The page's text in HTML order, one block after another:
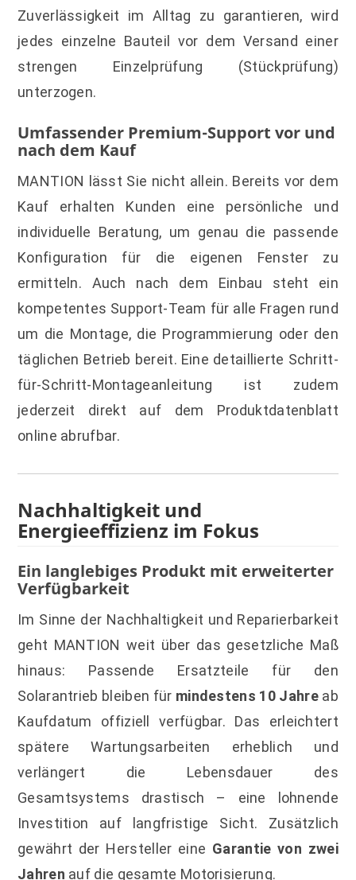
Zuverlässigkeit im Alltag zu garantieren, wird
jedes einzelne Bauteil vor dem Versand einer
strengen Einzelprüfung (Stückprüfung)
unterzogen.
Umfassender Premium-Support vor und
nach dem Kauf
MANTION lässt Sie nicht allein. Bereits vor dem
Kauf erhalten Kunden eine persönliche und
individuelle Beratung, um genau die passende
Konfiguration für die eigenen Fenster zu
ermitteln. Auch nach dem Einbau steht ein
kompetentes Support-Team für alle Fragen rund
um die Montage, die Programmierung oder den
täglichen Betrieb bereit. Eine detaillierte Schritt-
für-Schritt-Montageanleitung ist zudem
jederzeit direkt auf dem Produktdatenblatt
online abrufbar.
Nachhaltigkeit und
Energieeffizienz im Fokus
Ein langlebiges Produkt mit erweiterter
Verfügbarkeit
Im Sinne der Nachhaltigkeit und Reparierbarkeit
geht MANTION weit über das gesetzliche Maß
hinaus: Passende Ersatzteile für den
Solarantrieb bleiben für mindestens 10 Jahreab
Kaufdatum offiziell verfügbar. Das erleichtert
spätere Wartungsarbeiten erheblich und
verlängert die Lebensdauer des
Gesamtsystems drastisch – eine lohnende
Investition auf langfristige Sicht. Zusätzlich
gewährt der Hersteller eine Garantie von zwei
Jahren auf die gesamte Motorisierung.